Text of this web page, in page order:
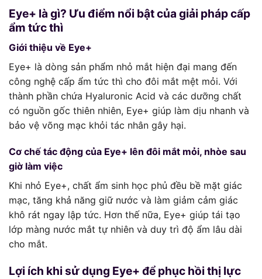
Eye+ là gì? Ưu điểm nổi bật của giải pháp cấp
ẩm tức thì
Giới thiệu về Eye+
Eye+ là dòng sản phẩm nhỏ mắt hiện đại mang đến
công nghệ cấp ẩm tức thì cho đôi mắt mệt mỏi. Với
thành phần chứa Hyaluronic Acid và các dưỡng chất
có nguồn gốc thiên nhiên, Eye+ giúp làm dịu nhanh và
bảo vệ võng mạc khỏi tác nhân gây hại.
Cơ chế tác động của Eye+ lên đôi mắt mỏi, nhòe sau
giờ làm việc
Khi nhỏ Eye+, chất ẩm sinh học phủ đều bề mặt giác
mạc, tăng khả năng giữ nước và làm giảm cảm giác
khô rát ngay lập tức. Hơn thế nữa, Eye+ giúp tái tạo
lớp màng nước mắt tự nhiên và duy trì độ ẩm lâu dài
cho mắt.
Lợi ích khi sử dụng Eye+ để phục hồi thị lực